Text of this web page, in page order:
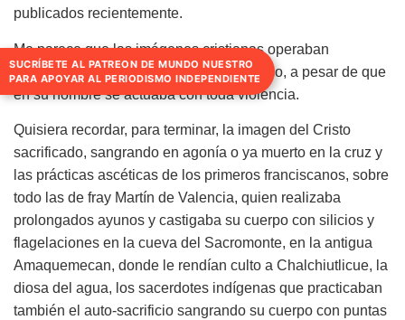
publicados recientemente.
Me parece que las imágenes cristianas operaban
simbólicamente en un sentido no belicoso, a pesar de que
en su nombre se actuaba con toda violencia.
Quisiera recordar, para terminar, la imagen del Cristo
sacrificado, sangrando en agonía o ya muerto en la cruz y
las prácticas ascéticas de los primeros franciscanos, sobre
todo las de fray Martín de Valencia, quien realizaba
prolongados ayunos y castigaba su cuerpo con silicios y
flagelaciones en la cueva del Sacromonte, en la antigua
Amaquemecan, donde le rendían culto a Chalchiutlicue, la
diosa del agua, los sacerdotes indígenas que practicaban
también el auto-sacrificio sangrando su cuerpo con puntas
SUCRÍBETE AL PATREON DE MUNDO NUESTRO
PARA APOYAR AL PERIODISMO INDEPENDIENTE